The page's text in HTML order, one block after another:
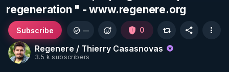
regeneration " - www.regenere.org
Regenere / Thierry Casasnovas
3.5 k subscribers
Subscribe — 0